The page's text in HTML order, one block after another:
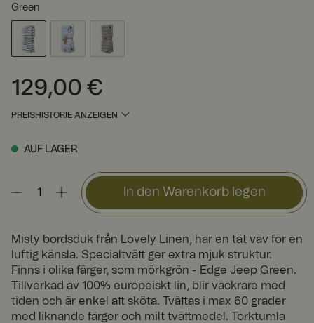
Green
Preis:129,00 €
129,00 €
PREISHISTORIE ANZEIGEN
AUF LAGER
In den Warenkorb legen
Misty bordsduk från Lovely Linen, har en tät väv för en
luftig känsla. Specialtvätt ger extra mjuk struktur.
Finns i olika färger, som mörkgrön - Edge Jeep Green.
Tillverkad av 100% europeiskt lin, blir vackrare med
tiden och är enkel att sköta. Tvättas i max 60 grader
med liknande färger och milt tvättmedel. Torktumla